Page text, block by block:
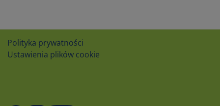
Polityka prywatności
Ustawienia plików cookie